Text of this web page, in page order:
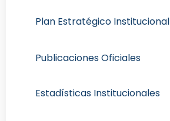
Plan Estratégico Institucional
Publicaciones Oficiales
Estadísticas Institucionales